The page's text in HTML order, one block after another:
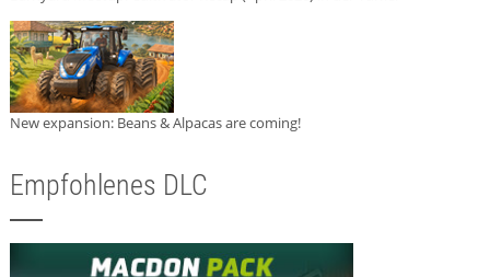
New expansion: Beans & Alpacas are coming!
Empfohlenes DLC